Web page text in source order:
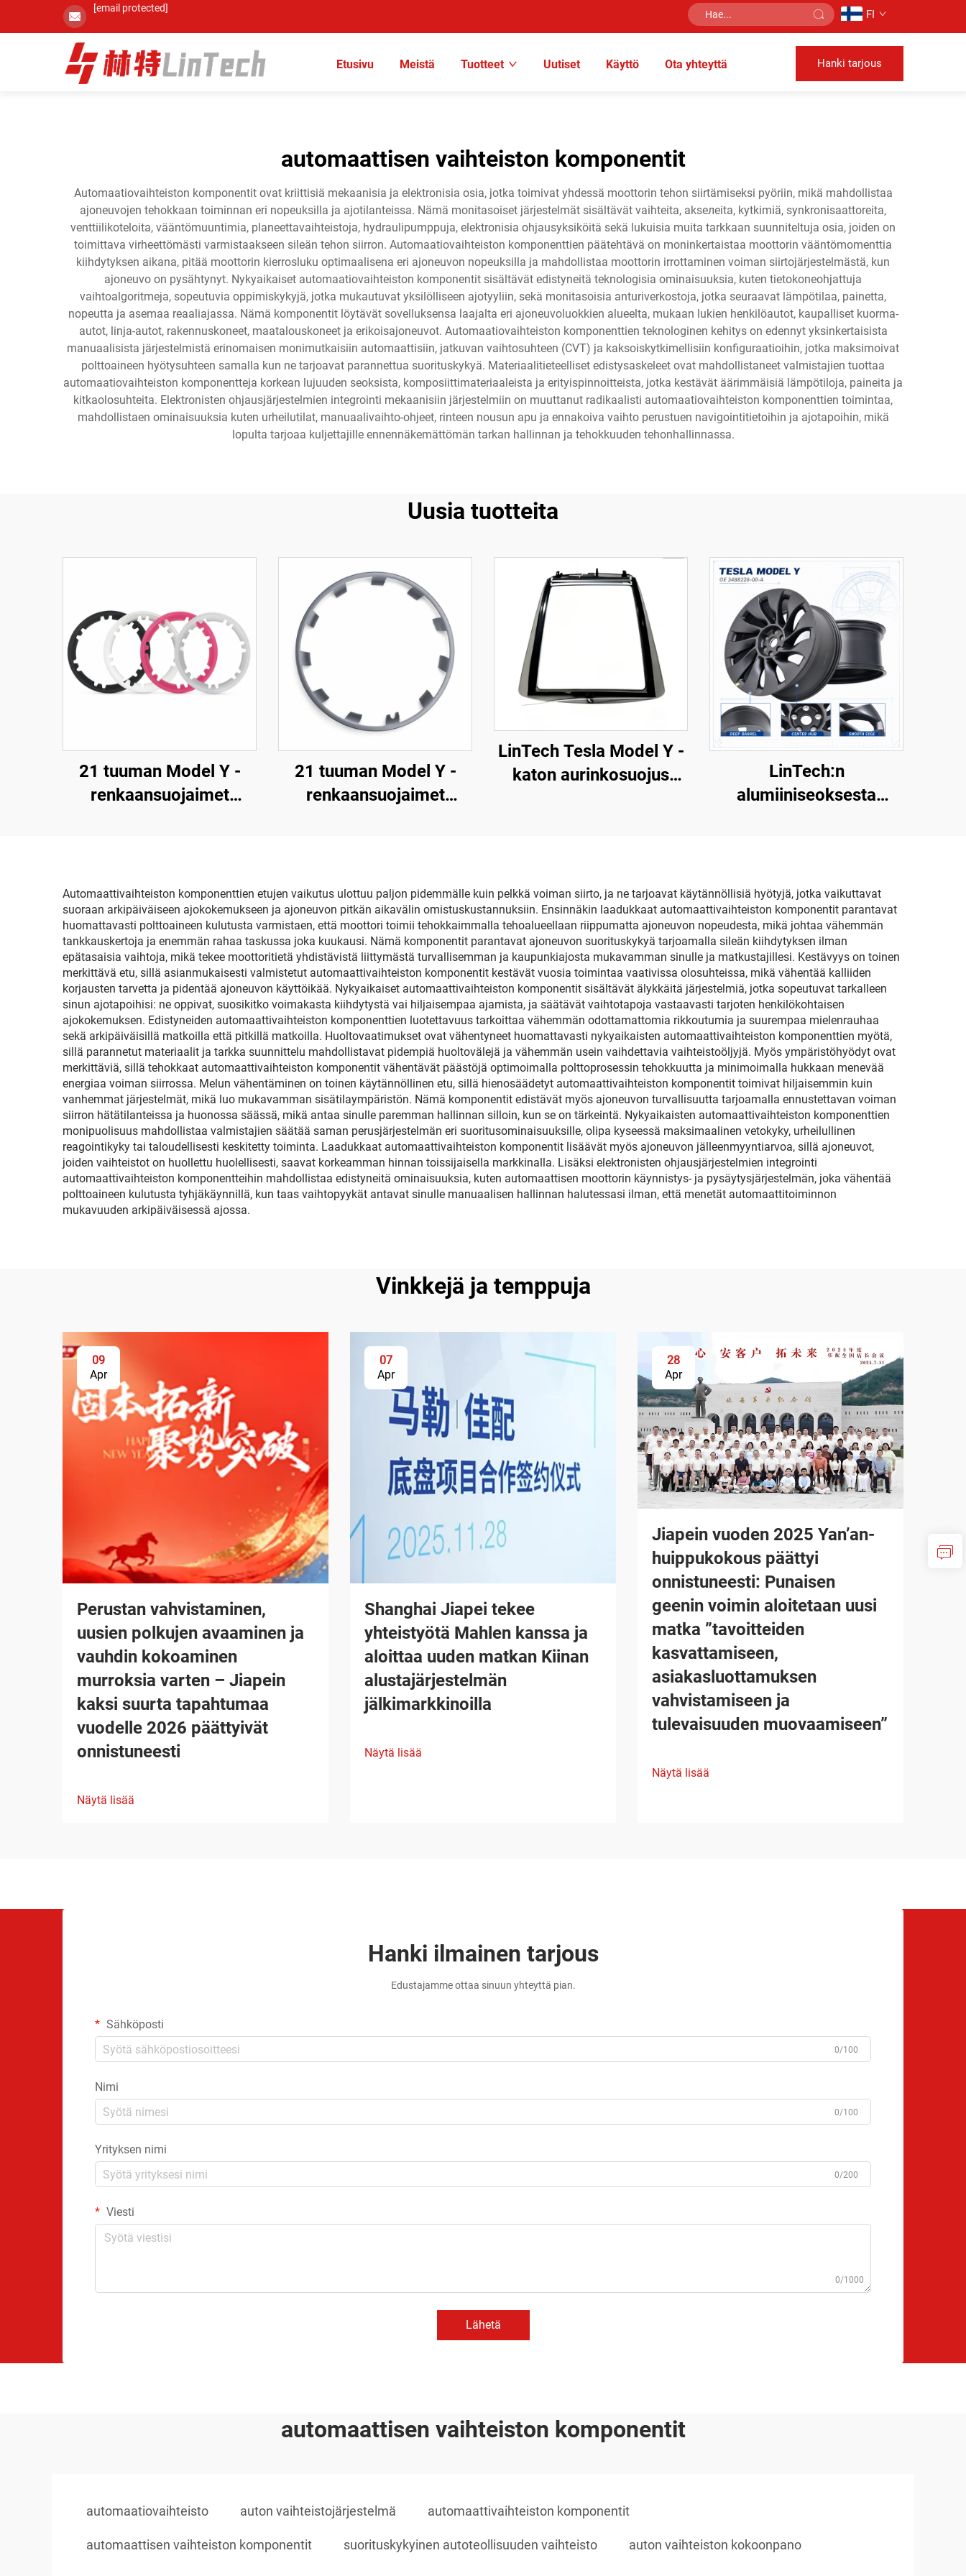
[email protected] FI
Etusivu Meistä Tuotteet Uutiset Käyttö Ota yhteyttä Hanki tarjous
automaattisen vaihteiston komponentit
Automaatiovaihteiston komponentit ovat kriittisiä mekaanisia ja elektronisia osia, jotka toimivat yhdessä moottorin tehon siirtämiseksi pyöriin, mikä mahdollistaa
ajoneuvojen tehokkaan toiminnan eri nopeuksilla ja ajotilanteissa. Nämä monitasoiset järjestelmät sisältävät vaihteita, aksелеita, kytkimiä, synkronisaattoreita,
venttiilikoteloita, vääntömuuntimia, planeettavaihteistoja, hydraulipumppuja, elektronisia ohjausyksiköitä sekä lukuisia muita tarkkaan suunniteltuja osia, joiden on
toimittava virheettömästi varmistaakseen sileän tehon siirron. Automaatiovaihteiston komponenttien päätehtävä on moninkertaistaa moottorin vääntömomenttia
kiihdytyksen aikana, pitää moottorin kierrosluku optimaalisena eri ajoneuvon nopeuksilla ja mahdollistaa moottorin irrottaminen voiman siirtojärjestelmästä, kun
ajoneuvo on pysähtynyt. Nykyaikaiset automaatiovaihteiston komponentit sisältävät edistyneitä teknologisia ominaisuuksia, kuten tietokoneohjattuja
vaihtoalgoritmeja, sopeutuvia oppimiskykyjä, jotka mukautuvat yksilölliseen ajotyyliin, sekä monitasoisia anturiverkostoja, jotka seuraavat lämpötilaa, painetta,
nopeutta ja asemaa reaaliajassa. Nämä komponentit löytävät sovelluksensa laajalta eri ajoneuvoluokkien alueelta, mukaan lukien henkilöautot, kaupalliset kuorma-
autot, linja-autot, rakennuskoneet, maatalouskoneet ja erikoisajoneuvot. Automaatiovaihteiston komponenttien teknologinen kehitys on edennyt yksinkertaisista
manuaalisista järjestelmistä erinomaisen monimutkaisiin automaattisiin, jatkuvan vaihtosuhteen (CVT) ja kaksoiskytkimellisiin konfiguraatioihin, jotka maksimoivat
polttoaineen hyötysuhteen samalla kun ne tarjoavat parannettua suorituskykyä. Materiaalitieteelliset edistysaskeleet ovat mahdollistaneet valmistajien tuottaa
automaatiovaihteiston komponentteja korkean lujuuden seoksista, komposiittimateriaaleista ja erityispinnoitteista, jotka kestävät äärimmäisiä lämpötiloja, paineita ja
kitkaolosuhteita. Elektronisten ohjausjärjestelmien integrointi mekaanisiin järjestelmiin on muuttanut radikaalisti automaatiovaihteiston komponenttien toimintaa,
mahdollistaen ominaisuuksia kuten urheilutilat, manuaalivaihto-ohjeet, rinteen nousun apu ja ennakoiva vaihto perustuen navigointitietoihin ja ajotapoihin, mikä
lopulta tarjoaa kuljettajille ennennäkemättömän tarkan hallinnan ja tehokkuuden tehonhallinnassa.
Uusia tuotteita
21 tuuman Model Y -
renkaansuojaimet
21 tuuman Model Y -
renkaansuojaimet
LinTech Tesla Model Y -
katon aurinkosuojus
suojelu heijastuksilta ja
UV-säteilyltä
LinTech:n
alumiiniseoksesta
3488226-00-A
Automaattivaihteiston komponenttien etujen vaikutus ulottuu paljon pidemmälle kuin pelkkä voiman siirto, ja ne tarjoavat käytännöllisiä hyötyjä, jotka vaikuttavat
suoraan arkipäiväiseen ajokokemukseen ja ajoneuvon pitkän aikavälin omistuskustannuksiin. Ensinnäkin laadukkaat automaattivaihteiston komponentit parantavat
huomattavasti polttoaineen kulutusta varmistaen, että moottori toimii tehokkaimmalla tehoalueellaan riippumatta ajoneuvon nopeudesta, mikä johtaa vähemmän
tankkauskertoja ja enemmän rahaa taskussa joka kuukausi. Nämä komponentit parantavat ajoneuvon suorituskykyä tarjoamalla sileän kiihdytyksen ilman
epätasaisia vaihtoja, mikä tekee moottoritietä yhdistävistä liittymästä turvallisemman ja kaupunkiajosta mukavamman sinulle ja matkustajillesi. Kestävyys on toinen
merkittävä etu, sillä asianmukaisesti valmistetut automaattivaihteiston komponentit kestävät vuosia toimintaa vaativissa olosuhteissa, mikä vähentää kalliiden
korjausten tarvetta ja pidentää ajoneuvon käyttöikää. Nykyaikaiset automaattivaihteiston komponentit sisältävät älykkäitä järjestelmiä, jotka sopeutuvat tarkalleen
sinun ajotapoihisi: ne oppivat, suosikitko voimakasta kiihdytystä vai hiljaisempaa ajamista, ja säätävät vaihtotapoja vastaavasti tarjoten henkilökohtaisen
ajokokemuksen. Edistyneiden automaattivaihteiston komponenttien luotettavuus tarkoittaa vähemmän odottamattomia rikkoutumia ja suurempaa mielenrauhaa
sekä arkipäiväisillä matkoilla että pitkillä matkoilla. Huoltovaatimukset ovat vähentyneet huomattavasti nykyaikaisten automaattivaihteiston komponenttien myötä,
sillä parannetut materiaalit ja tarkka suunnittelu mahdollistavat pidempiä huoltovälejä ja vähemmän usein vaihdettavia vaihteistoöljyjä. Myös ympäristöhyödyt ovat
merkittäviä, sillä tehokkaat automaattivaihteiston komponentit vähentävät päästöjä optimoimalla polttoprosessin tehokkuutta ja minimoimalla hukkaan menevää
energiaa voiman siirrossa. Melun vähentäminen on toinen käytännöllinen etu, sillä hienosäädetyt automaattivaihteiston komponentit toimivat hiljaisemmin kuin
vanhemmat järjestelmät, mikä luo mukavamman sisätilaympäristön. Nämä komponentit edistävät myös ajoneuvon turvallisuutta tarjoamalla ennustettavan voiman
siirron hätätilanteissa ja huonossa säässä, mikä antaa sinulle paremman hallinnan silloin, kun se on tärkeintä. Nykyaikaisten automaattivaihteiston komponenttien
monipuolisuus mahdollistaa valmistajien säätää saman perusjärjestelmän eri suoritusominaisuuksille, olipa kyseessä maksimaalinen vetokyky, urheilullinen
reagointikyky tai taloudellisesti keskitetty toiminta. Laadukkaat automaattivaihteiston komponentit lisäävät myös ajoneuvon jälleenmyyntiarvoa, sillä ajoneuvot,
joiden vaihteistot on huollettu huolellisesti, saavat korkeamman hinnan toissijaisella markkinalla. Lisäksi elektronisten ohjausjärjestelmien integrointi
automaattivaihteiston komponentteihin mahdollistaa edistyneitä ominaisuuksia, kuten automaattisen moottorin käynnistys- ja pysäytysjärjestelmän, joka vähentää
polttoaineen kulutusta tyhjäkäynnillä, kun taas vaihtopyykät antavat sinulle manuaalisen hallinnan halutessasi ilman, että menetät automaattitoiminnon
mukavuuden arkipäiväisessä ajossa.
Vinkkejä ja temppuja
09
Apr
Perustan vahvistaminen,
uusien polkujen avaaminen ja
vauhdin kokoaminen
murroksia varten – Jiapein
kaksi suurta tapahtumaa
vuodelle 2026 päättyivät
onnistuneesti
Näytä lisää
07
Apr
Shanghai Jiapei tekee
yhteistyötä Mahlen kanssa ja
aloittaa uuden matkan Kiinan
alustajärjestelmän
jälkimarkkinoilla
Näytä lisää
28
Apr
Jiapein vuoden 2025 Yan’an-
huippukokous päättyi
onnistuneesti: Punaisen
geenin voimin aloitetaan uusi
matka ”tavoitteiden
kasvattamiseen,
asiakasluottamuksen
vahvistamiseen ja
tulevaisuuden muovaamiseen”
Näytä lisää
Hanki ilmainen tarjous
Edustajamme ottaa sinuun yhteyttä pian.
Sähköposti
0/100
Nimi
0/100
Yrityksen nimi
0/200
Viesti
0/1000
Lähetä
automaattisen vaihteiston komponentit
automaatiovaihteisto auton vaihteistojärjestelmä automaattivaihteiston komponentit
automaattisen vaihteiston komponentit suorituskykyinen autoteollisuuden vaihteisto auton vaihteiston kokoonpano